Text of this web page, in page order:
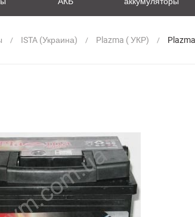
ISTA (Украина) Plazma ( УКР)